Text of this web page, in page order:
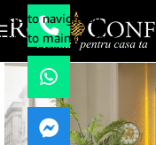
Skip to navigation
Skip to main content